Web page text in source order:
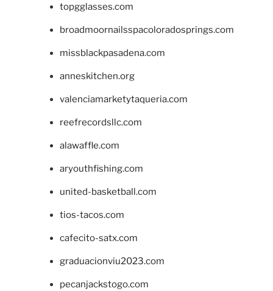
topgglasses.com
broadmoornailsspacoloradosprings.com
missblackpasadena.com
anneskitchen.org
valenciamarketytaqueria.com
reefrecordsllc.com
alawaffle.com
aryouthfishing.com
united-basketball.com
tios-tacos.com
cafecito-satx.com
graduacionviu2023.com
pecanjackstogo.com